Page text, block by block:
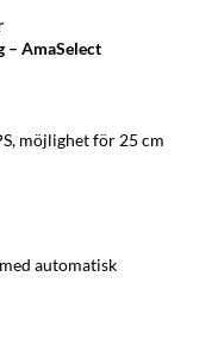
– AmaSelect
möjlighet för 25 cm
automatisk